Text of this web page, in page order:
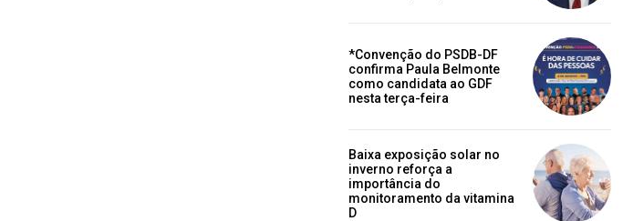
*Convenção do PSDB-DF
confirma Paula Belmonte
como candidata ao GDF
nesta terça-feira
Baixa exposição solar no
inverno reforça a
importância do
monitoramento da vitamina
D